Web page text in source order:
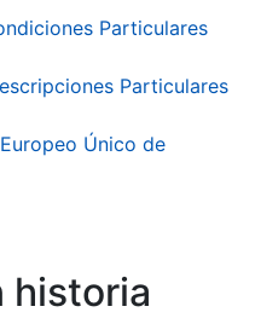
Particulares
Particulares
Único de
historia